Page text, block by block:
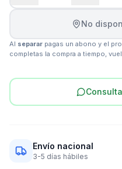
No
Al separar pagas un abono y el
completas la compra a tiempo,
Envío nacional
3-5 días hábiles